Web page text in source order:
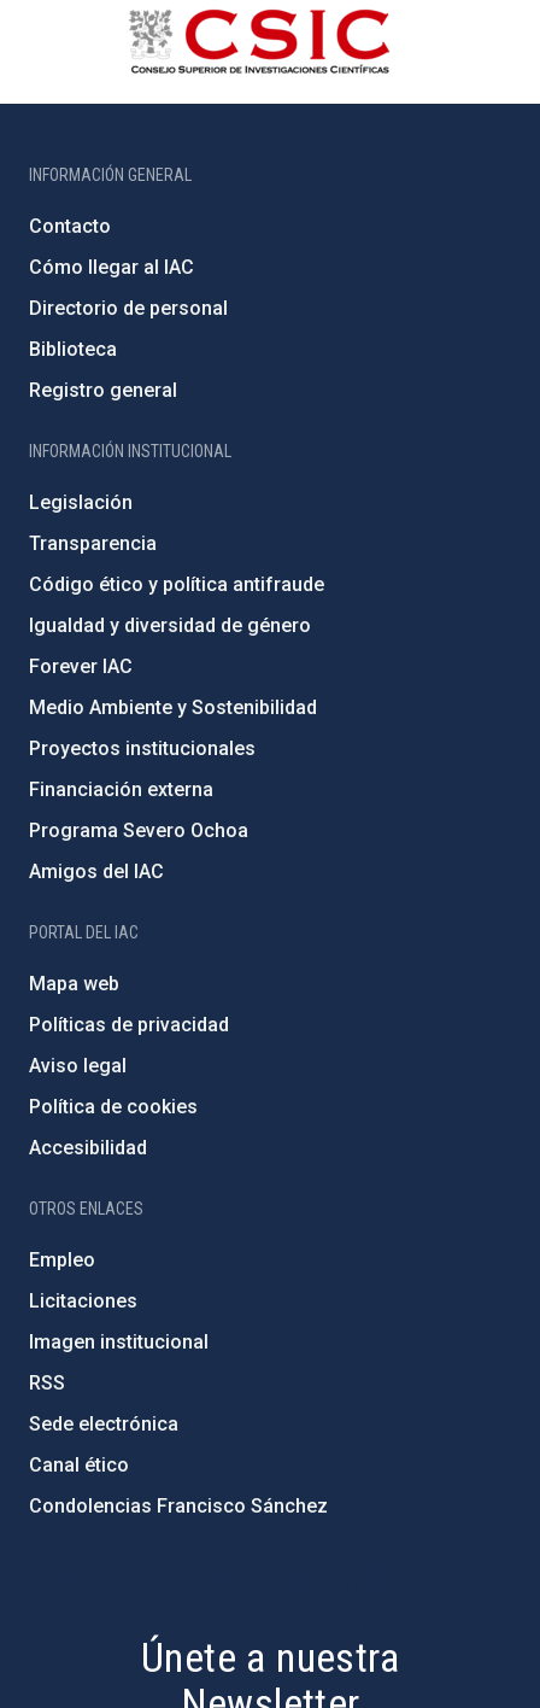
INFORMACIÓN GENERAL
Contacto
Cómo llegar al IAC
Directorio de personal
Biblioteca
Registro general
INFORMACIÓN INSTITUCIONAL
Legislación
Transparencia
Código ético y política antifraude
Igualdad y diversidad de género
Forever IAC
Medio Ambiente y Sostenibilidad
Proyectos institucionales
Financiación externa
Programa Severo Ochoa
Amigos del IAC
PORTAL DEL IAC
Mapa web
Políticas de privacidad
Aviso legal
Política de cookies
Accesibilidad
OTROS ENLACES
Empleo
Licitaciones
Imagen institucional
RSS
Sede electrónica
Canal ético
Condolencias Francisco Sánchez
Únete a nuestra